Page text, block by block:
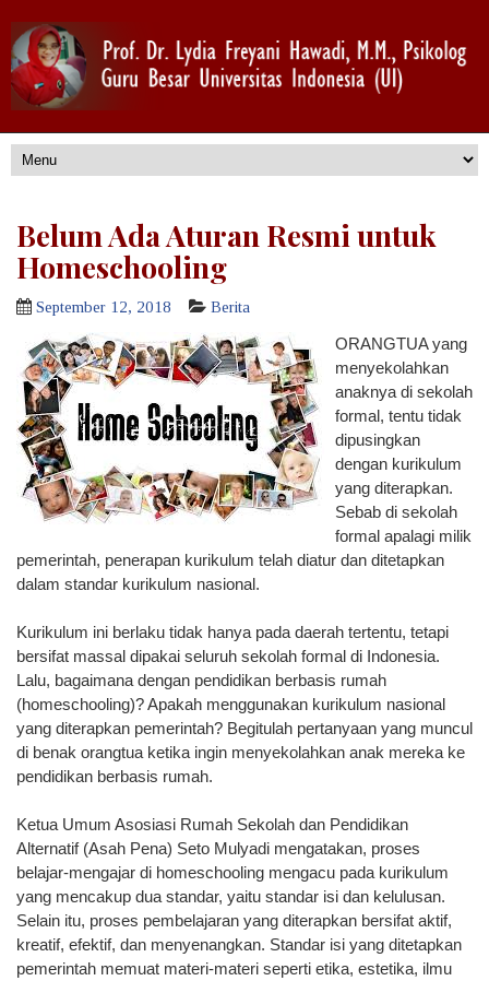
Belum Ada Aturan Resmi untuk
Homeschooling
September 12, 2018 Berita
ORANGTUAyang
menyekolahkan
anaknya di sekolah
formal, tentu tidak
dipusingkan
dengan kurikulum
yang diterapkan.
Sebab di sekolah
formal apalagi milik
pemerintah, penerapan kurikulum telah diatur dan ditetapkan
dalam standar kurikulum nasional.
Kurikulum ini berlaku tidak hanya pada daerah tertentu, tetapi
bersifat massal dipakai seluruh sekolah formal di Indonesia.
Lalu, bagaimana dengan pendidikan berbasis rumah
(homeschooling)? Apakah menggunakan kurikulum nasional
yang diterapkan pemerintah? Begitulah pertanyaan yang muncul
di benak orangtua ketika ingin menyekolahkan anak mereka ke
pendidikan berbasis rumah.
Ketua Umum Asosiasi Rumah Sekolah dan Pendidikan
Alternatif (Asah Pena) Seto Mulyadi mengatakan, proses
belajar-mengajar di homeschooling mengacu pada kurikulum
yang mencakup dua standar, yaitu standar isi dan kelulusan.
Selain itu, proses pembelajaran yang diterapkan bersifat aktif,
kreatif, efektif, dan menyenangkan. Standar isi yang ditetapkan
pemerintah memuat materi-materi seperti etika, estetika, ilmu